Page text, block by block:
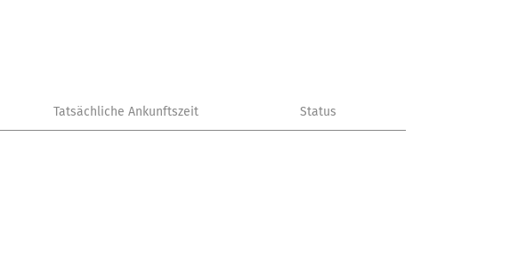
Tatsächliche Ankunftszeit Status